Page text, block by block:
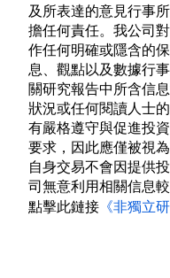
及所表達的意見行事
擔任何責任。我公司
作任何明確或隱含的
息、觀點以及數據行
關研究報告中所含信
狀況或任何閱讀人士
有嚴格遵守與促進投
要求，因此應僅被視
自身交易不會因提供
司無意利用相關信息
點擊此鏈接 《非獨立